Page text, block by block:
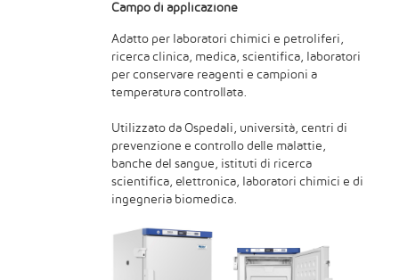
Campo di applicazione
Adatto per laboratori chimici e petroliferi,
ricerca clinica, medica, scientifica, laboratori
per conservare reagenti e campioni a
temperatura controllata.
Utilizzato da Ospedali, università, centri di
prevenzione e controllo delle malattie,
banche del sangue, istituti di ricerca
scientifica, elettronica, laboratori chimici e di
ingegneria biomedica.